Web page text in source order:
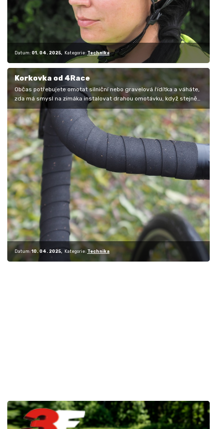
Datum: 01. 04. 2025 Kategorie: Technika
Korkovka od 4Race
Občas potřebujete omotat silniční nebo gravelová řídítka a váháte,
zda má smysl na zimáka instalovat drahou omotávku, když stejně
dostane…
Datum: 10. 04. 2025 Kategorie: Technika